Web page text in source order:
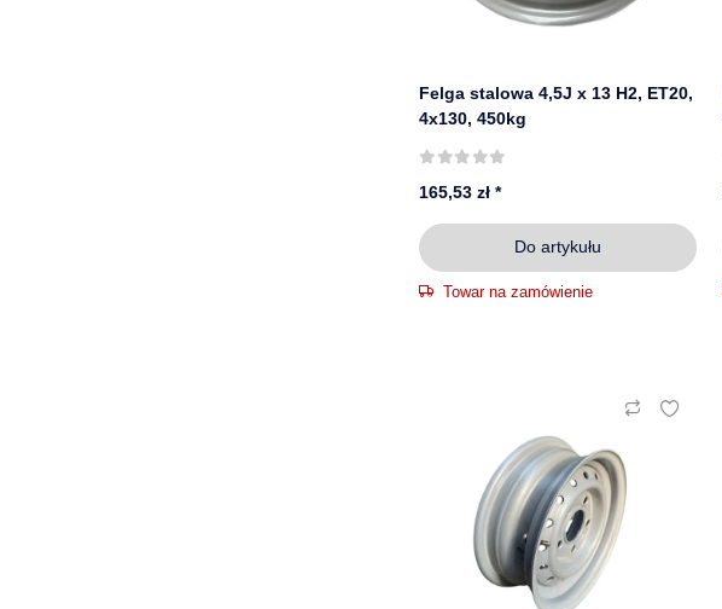
Felga stalowa 4,5J x 13 H2, ET20,
4x130, 450kg
165,53 zł*
Do artykułu
Towar na zamówienie